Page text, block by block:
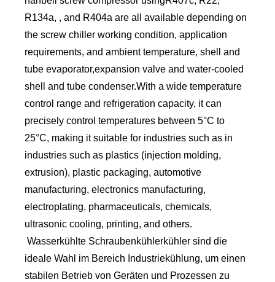
R134a, , and R404a are all available depending on
the screw chiller working condition, application
requirements, and ambient temperature, shell and
tube evaporator,expansion valve and water-cooled
shell and tube condenser.With a wide temperature
control range and refrigeration capacity, it can
precisely control temperatures between 5°C to
25°C, making it suitable for industries such as in
industries such as plastics (injection molding,
extrusion), plastic packaging, automotive
manufacturing, electronics manufacturing,
electroplating, pharmaceuticals, chemicals,
ultrasonic cooling, printing, and others.
Wasserkühlte Schraubenkühlerkühler sind die
ideale Wahl im Bereich Industriekühlung, um einen
stabilen Betrieb von Geräten und Prozessen zu